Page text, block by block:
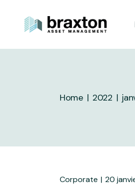
content
Home 2022
Corporate 20